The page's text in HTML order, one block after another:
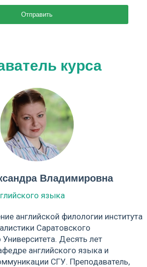
курса
Владимировна
языка
английской филологии института
Саратовского
Университета. Десять лет
английского языка и
СГУ. Преподаватель,